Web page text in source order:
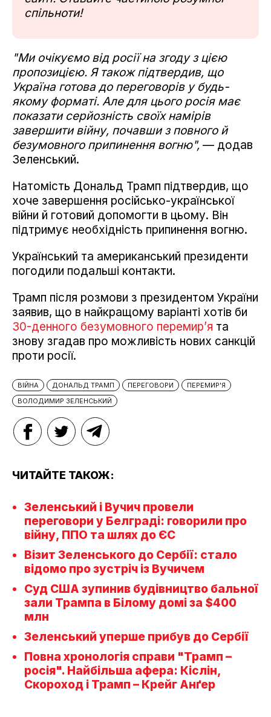
спільноти!
"Ми очікуємо від росії на згоду з цією
пропозицією. Я також підтвердив, що
Україна готова до переговорів у будь-
якому форматі. Але для цього росія має
показати серйозність своїх намірів
завершити війну, почавши з повного й
безумовного припинення вогню", — додав
Зеленський.
Натомість Дональд Трамп підтвердив, що
хоче завершення російсько-української
війни й готовий допомогти в цьому. Він
підтримує необхідність припинення вогню.
Український та американський президенти
погодили подальші контакти.
Трамп після розмови з президентом України
заявив, що в найкращому варіанті хотів би
30-денного безумовного перемир’я та
знову згадав про можливість нових санкцій
проти росії.
ВІЙНА ДОНАЛЬД ТРАМП ПЕРЕГОВОРИ
ПЕРЕМИР'Я
ВОЛОДИМИР ЗЕЛЕНСЬКИЙ
ЧИТАЙТЕ ТАКОЖ:
Зеленський і Вучич провели
переговори у Белграді: говорили про
війну, ППО та шлях до ЄС
Візит Зеленського до Сербії: стало
відомо про зустріч із Вучичем
Суд США зупинив будівництво бальної
зали Трампа в Білому домі за $400
млн
Зеленський уперше прибув до Сербії
Повна хронологія справи "Трамп –
росія". Найбільша афера: Кіслін,
Скороход і Трамп – Крейг Анґер